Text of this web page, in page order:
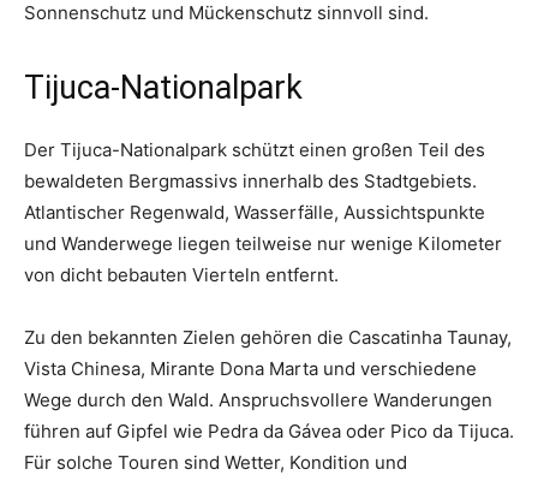
Sonnenschutz und Mückenschutz sinnvoll sind.
Tijuca-Nationalpark
Der Tijuca-Nationalpark schützt einen großen Teil des
bewaldeten Bergmassivs innerhalb des Stadtgebiets.
Atlantischer Regenwald, Wasserfälle, Aussichtspunkte
und Wanderwege liegen teilweise nur wenige Kilometer
von dicht bebauten Vierteln entfernt.
Zu den bekannten Zielen gehören die Cascatinha Taunay,
Vista Chinesa, Mirante Dona Marta und verschiedene
Wege durch den Wald. Anspruchsvollere Wanderungen
führen auf Gipfel wie Pedra da Gávea oder Pico da Tijuca.
Für solche Touren sind Wetter, Kondition und